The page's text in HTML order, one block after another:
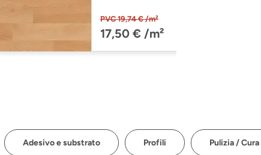
LC 150 Buche
6201 (600014-
1288198-06201)
PVC 19,74 € /m²
17,50 € /m²
Adesivo e substrato Profili Pulizia / Cura